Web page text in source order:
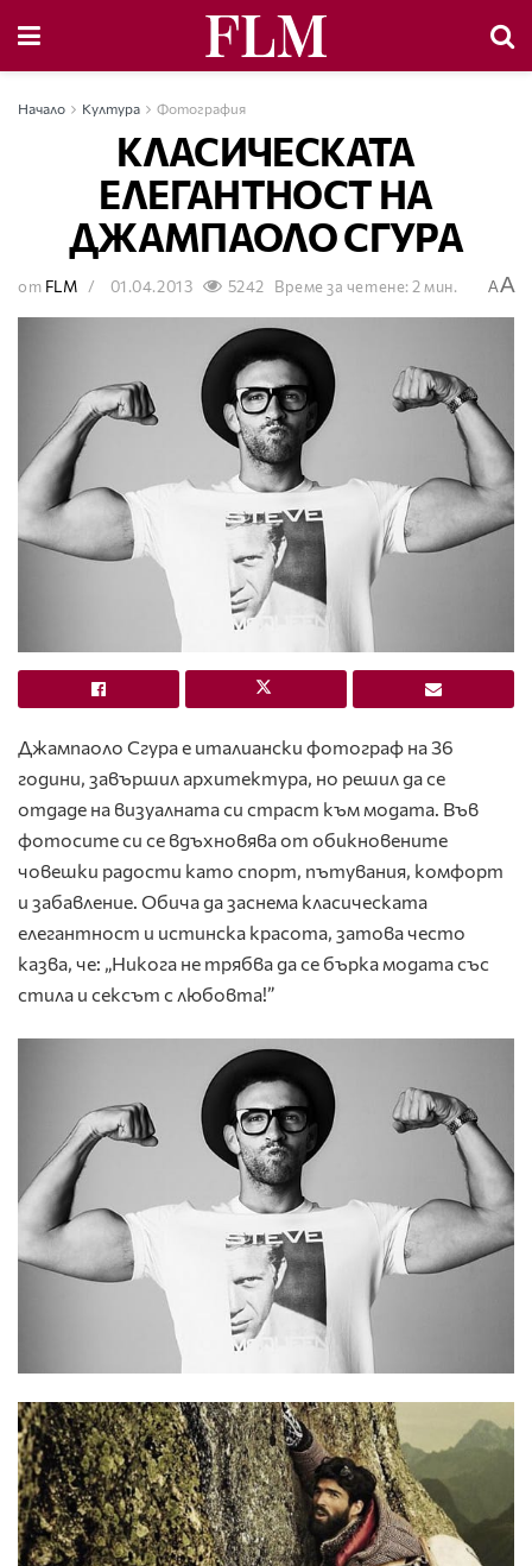
Начало Култура Фотография
КЛАСИЧЕСКАТА
ЕЛЕГАНТНОСТ НА
ДЖАМПАОЛО СГУРА
от FLM 01.04.2013 5242 Време за четене: 2 мин. AA
Джампаоло Сгура е италиански фотограф на 36
години, завършил архитектура, но решил да се
отдаде на визуалната си страст към модата. Във
фотосите си се вдъхновява от обикновените
човешки радости като спорт, пътувания, комфорт
и забавление. Обича да заснема класическата
елегантност и истинска красота, затова често
казва, че: „Никога не трябва да се бърка модата със
стила и сексът с любовта!”